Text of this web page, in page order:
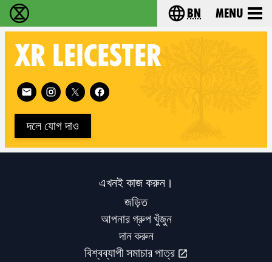
বিলুপ্তি বিদ্রোহ - Home Choose your
bn Menu
XR LEICESTER
Follow XR Leicester on
দলে যোগ দাও
এখনই কাজ করুন।
জড়িত
আপনার গ্রুপ খুঁজুন
দান করুন
বিশ্বব্যাপী সমাচার পাত্র